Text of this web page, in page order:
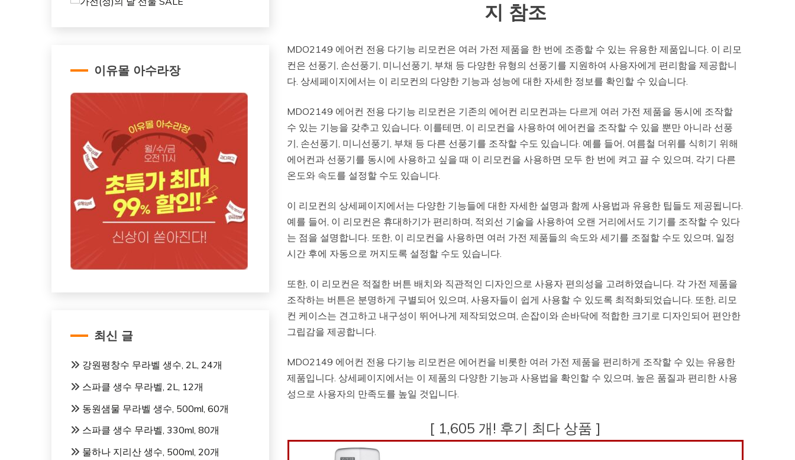
지 참조
MDO2149 에어컨 전용 다기능 리모컨은 여러 가전 제품을 한 번에 조종할 수 있는 유용한 제품입니다. 이 리모
컨은 선풍기, 손선풍기, 미니선풍기, 부채 등 다양한 유형의 선풍기를 지원하여 사용자에게 편리함을 제공합니
다. 상세페이지에서는 이 리모컨의 다양한 기능과 성능에 대한 자세한 정보를 확인할 수 있습니다.
MDO2149 에어컨 전용 다기능 리모컨은 기존의 에어컨 리모컨과는 다르게 여러 가전 제품을 동시에 조작할
수 있는 기능을 갖추고 있습니다. 이를테면, 이 리모컨을 사용하여 에어컨을 조작할 수 있을 뿐만 아니라 선풍
기, 손선풍기, 미니선풍기, 부채 등 다른 선풍기를 조작할 수도 있습니다. 예를 들어, 여름철 더위를 식히기 위해
에어컨과 선풍기를 동시에 사용하고 싶을 때 이 리모컨을 사용하면 모두 한 번에 켜고 끌 수 있으며, 각기 다른
온도와 속도를 설정할 수도 있습니다.
이 리모컨의 상세페이지에서는 다양한 기능들에 대한 자세한 설명과 함께 사용법과 유용한 팁들도 제공됩니다.
예를 들어, 이 리모컨은 휴대하기가 편리하며, 적외선 기술을 사용하여 오랜 거리에서도 기기를 조작할 수 있다
는 점을 설명합니다. 또한, 이 리모컨을 사용하면 여러 가전 제품들의 속도와 세기를 조절할 수도 있으며, 일정
시간 후에 자동으로 꺼지도록 설정할 수도 있습니다.
또한, 이 리모컨은 적절한 버튼 배치와 직관적인 디자인으로 사용자 편의성을 고려하였습니다. 각 가전 제품을
조작하는 버튼은 분명하게 구별되어 있으며, 사용자들이 쉽게 사용할 수 있도록 최적화되었습니다. 또한, 리모
컨 케이스는 견고하고 내구성이 뛰어나게 제작되었으며, 손잡이와 손바닥에 적합한 크기로 디자인되어 편안한
그립감을 제공합니다.
MDO2149 에어컨 전용 다기능 리모컨은 에어컨을 비롯한 여러 가전 제품을 편리하게 조작할 수 있는 유용한
제품입니다. 상세페이지에서는 이 제품의 다양한 기능과 사용법을 확인할 수 있으며, 높은 품질과 편리한 사용
성으로 사용자의 만족도를 높일 것입니다.
[ 1,605 개! 후기 최다 상품 ]
이유몰 아수라장
최신 글
강원평창수 무라벨 생수, 2L, 24개
스파클 생수 무라벨, 2L, 12개
동원샘물 무라벨 생수, 500ml, 60개
스파클 생수 무라벨, 330ml, 80개
물하나 지리산 생수, 500ml, 20개